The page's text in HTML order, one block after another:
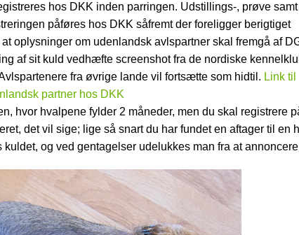
hos DKK inden parringen. Udstillings-, prøve samt
påføres hos DKK såfremt der foreligger berigtiget
oplysninger om udenlandsk avlspartner skal fremgå af
af sit kuld vedhæfte screenshot fra de nordiske
fra øvrige lande vil fortsætte som hidtil. Link til
partner hos DKK
hvor hvalpene fylder 2 måneder, men du skal registrere
det vil sige; lige så snart du har fundet en aftager til en
og ved gentagelser udelukkes man fra at